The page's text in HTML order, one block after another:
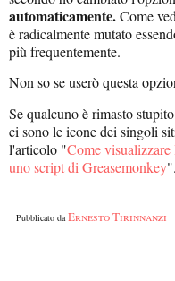
automaticamente.Come
è radicalmente mutato
più frequentemente.
Non so se userò questa
Se qualcuno è rimasto
ci sono le icone dei singoli
l'articolo "Come
uno script di Greasemonkey".
Pubblicato da Ernesto Tirinnanzi